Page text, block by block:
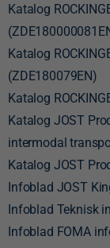
Katalog
Katalog
(ZDE180079EN)
Katalog
Katalog JOST
intermodal
Katalog JOST
Infoblad JOST
Infoblad Teknisk
Infoblad FOMA